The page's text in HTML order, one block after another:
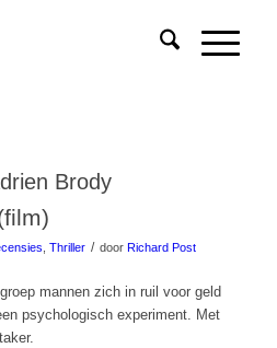
Brody
Thriller / door Richard Post
mannen zich in ruil voor geld
psychologisch experiment. Met